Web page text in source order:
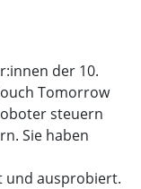
der 10.
Tomorrow
steuern
Sie haben
und ausprobiert.